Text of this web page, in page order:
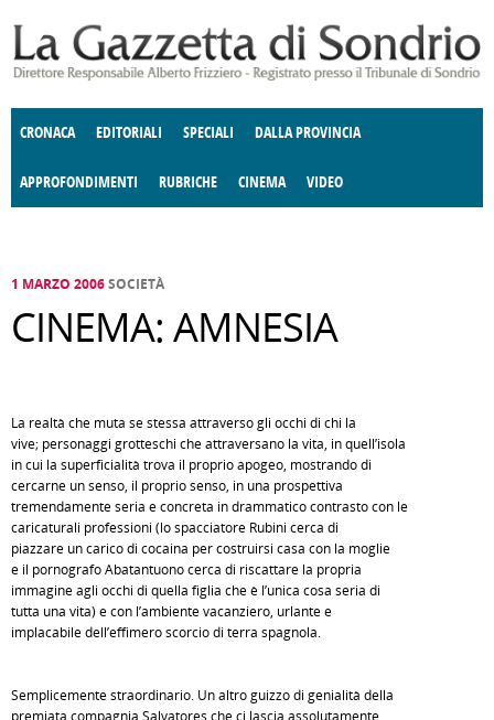
CRONACA EDITORIALI SPECIALI DALLA PROVINCIA
APPROFONDIMENTI
E SPETTACOLI POLITICA
RUBRICHE
DELLE IDEE FATTI DELLO SPIRITO
CINEMA VIDEO
1 MARZO 2006SOCIETÀ
CINEMA: AMNESIA
La realtà che muta se stessa attraverso gli occhi di chi la
vive; personaggi grotteschi che attraversano la vita, in quell’isola
in cui la superficialità trova il proprio apogeo, mostrando di
cercarne un senso, il proprio senso, in una prospettiva
tremendamente seria e concreta in drammatico contrasto con le
caricaturali professioni (lo spacciatore Rubini cerca di
piazzare un carico di cocaina per costruirsi casa con la moglie
e il pornografo Abatantuono cerca di riscattare la propria
immagine agli occhi di quella figlia che è l’unica cosa seria di
tutta una vita) e con l’ambiente vacanziero, urlante e
implacabile dell’effimero scorcio di terra spagnola.
Semplicemente straordinario. Un altro guizzo di genialità della
premiata compagnia Salvatores che ci lascia assolutamente